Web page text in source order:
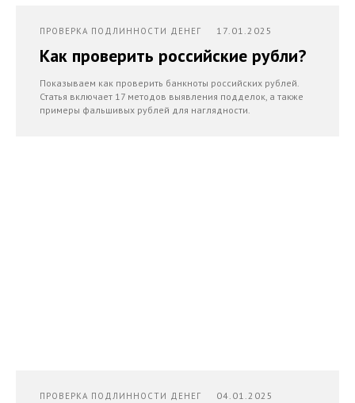
ПРОВЕРКА ПОДЛИННОСТИ ДЕНЕГ 17.01.2025
Как проверить российские рубли?
Показываем как проверить банкноты российских рублей.
Статья включает 17 методов выявления подделок, а также
примеры фальшивых рублей для наглядности.
ПРОВЕРКА ПОДЛИННОСТИ ДЕНЕГ 04.01.2025